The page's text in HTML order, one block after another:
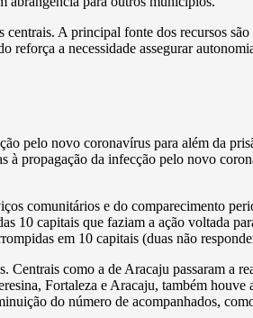
A principal fonte dos recursos
a necessidade assegurar
pelo novo coronavírus para além da
à propagação da infecção pelo novo
comunitários e do comparecimento
10 capitais que faziam a ação voltada
em 10 capitais (duas não
como a de Aracaju passaram a
Fortaleza e Aracaju, também
do número de acompanhados,